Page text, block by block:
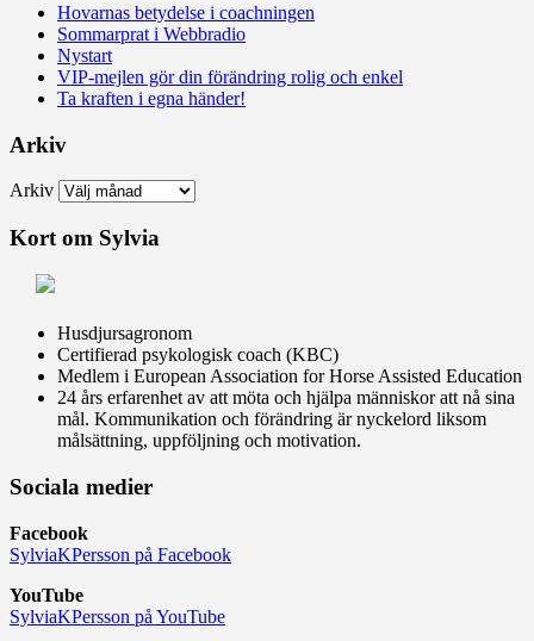
Hovarnas betydelse i coachningen
Sommarprat i Webbradio
Nystart
VIP-mejlen gör din förändring rolig och enkel
Ta kraften i egna händer!
Arkiv
Arkiv
Kort om Sylvia
Husdjursagronom
Certifierad psykologisk coach (KBC)
Medlem i European Association for Horse Assisted Education
24 års erfarenhet av att möta och hjälpa människor att nå sina
mål. Kommunikation och förändring är nyckelord liksom
målsättning, uppföljning och motivation.
Sociala medier
Facebook
SylviaKPersson på Facebook
YouTube
SylviaKPersson på YouTube